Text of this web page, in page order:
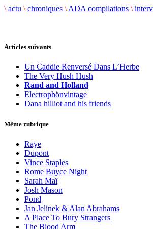
\ actu \ chroniques \ ADA compilations \
Articles suivants
Un Caddie Renversé Dans L’Herbe
The Very Hush Hush
Rand and Holland
Electrophönvintage
Dana hilliot and his friends
Même rubrique
Raye
Dupont
Vince Staples
Rome Buyce Night
Sarah Maï
Josh Mason
Pond
Jan Jelinek & Alan Abrahams
A Place To Bury Strangers
The Blood Arm